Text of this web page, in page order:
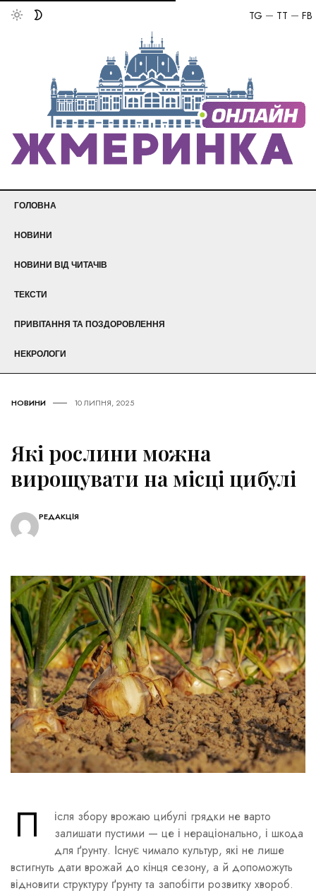
FB
TT
TG
ГОЛОВНА
НОВИНИ
НОВИНИ ВІД ЧИТАЧІВ
ТЕКСТИ
ПРИВІТАННЯ ТА ПОЗДОРОВЛЕННЯ
НЕКРОЛОГИ
НОВИНИ 10 ЛИПНЯ, 2025
Які рослини можна
вирощувати на місці цибулі
РЕДАКЦІЯ
П
ісля збору врожаю цибулі грядки не варто
залишати пустими — це і нераціонально, і шкода
для ґрунту. Існує чимало культур, які не лише
встигнуть дати врожай до кінця сезону, а й допоможуть
відновити структуру ґрунту та запобігти розвитку хвороб.